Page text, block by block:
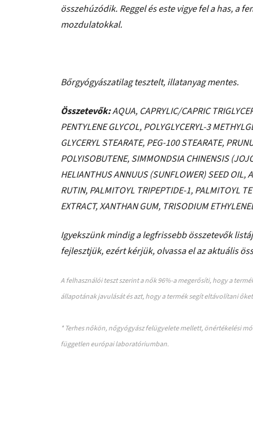
összehúzódik. Reggel és este vigye fel a has, a
mozdulatokkal.
Bőrgyógyászatilag tesztelt, illatanyag mentes.
Összetevők:AQUA, CAPRYLIC/CAPRIC
PENTYLENE GLYCOL, POLYGLYCERYL-3
GLYCERYL STEARATE, PEG-100 STEARATE,
POLYISOBUTENE, SIMMONDSIA CHINENSIS
HELIANTHUS ANNUUS (SUNFLOWER) SEED OIL,
RUTIN, PALMITOYL TRIPEPTIDE-1, PALMITOYL
EXTRACT, XANTHAN GUM, TRISODIUM
Igyekszünk mindig a legfrissebb összetevők
fejlesztjük, ezért kérjük, olvassa el az aktuális
A felhasználói teszt szerint a nők 96%-a megerősíti, hogy a
állapotának javulását és azt, hogy a termék segít eltávolítani
* Terhes nőkön, nőgyógyász felügyelete mellett, önértékelési
független európai laboratóriumban.